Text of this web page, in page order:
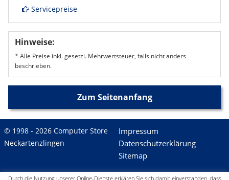
Servicepreise
Hinweise:
* Alle Preise inkl. gesetzl. Mehrwertsteuer, falls nicht anders
beschrieben.
Zum Seitenanfang
© 1998 - 2026 Computer Store
Neckartenzlingen
Impressum
Datenschutzerklärung
Sitemap
Durch die Nutzung unserer Online-Dienste erklären Sie sich damit einverstanden, dass